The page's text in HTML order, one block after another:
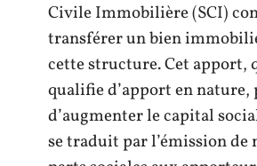
Civile Immobilière (SCI)
transférer un bien
cette structure. Cet apport,
qualifie d’apport en nature,
d’augmenter le capital
se traduit par l’émission de